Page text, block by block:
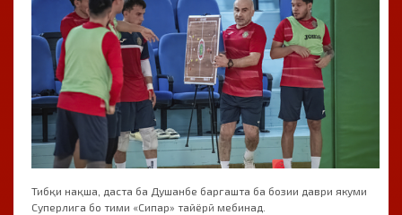
Тибқи нақша, даста ба Душанбе баргашта ба бозии даври якуми
Суперлига бо тими «Сипар» тайёрӣ мебинад.